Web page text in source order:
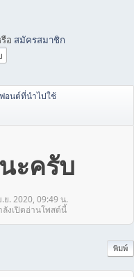
อ สมัครสมาชิก
อนต์ที่นำไปใช้
ะครับ
ย. 2020, 09:49 น.
งเปิดอ่านโพสต์นี้
พิมพ์